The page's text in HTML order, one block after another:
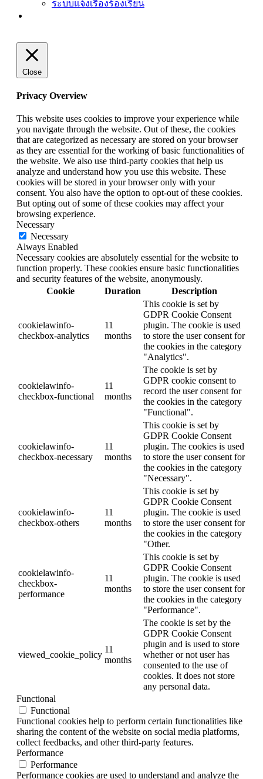
ระบบแจ้งเรื่องร้องเรียน
Close
Privacy Overview
This website uses cookies to improve your experience while
you navigate through the website. Out of these, the cookies
that are categorized as necessary are stored on your browser
as they are essential for the working of basic functionalities of
the website. We also use third-party cookies that help us
analyze and understand how you use this website. These
cookies will be stored in your browser only with your
consent. You also have the option to opt-out of these cookies.
But opting out of some of these cookies may affect your
browsing experience.
Necessary
Necessary
Always Enabled
Necessary cookies are absolutely essential for the website to
function properly. These cookies ensure basic functionalities
and security features of the website, anonymously.
Cookie
Duration Description
cookielawinfo-
checkbox-analytics
11
months
This cookie is set by
GDPR Cookie Consent
plugin. The cookie is used
to store the user consent for
the cookies in the category
"Analytics".
cookielawinfo-
checkbox-functional
11
months
The cookie is set by
GDPR cookie consent to
record the user consent for
the cookies in the category
"Functional".
cookielawinfo-
checkbox-necessary
11
months
This cookie is set by
GDPR Cookie Consent
plugin. The cookies is used
to store the user consent for
the cookies in the category
"Necessary".
cookielawinfo-
checkbox-others
11
months
This cookie is set by
GDPR Cookie Consent
plugin. The cookie is used
to store the user consent for
the cookies in the category
"Other.
cookielawinfo-
checkbox-
performance
11
months
This cookie is set by
GDPR Cookie Consent
plugin. The cookie is used
to store the user consent for
the cookies in the category
"Performance".
viewed_cookie_policy
11
months
The cookie is set by the
GDPR Cookie Consent
plugin and is used to store
whether or not user has
consented to the use of
cookies. It does not store
any personal data.
Functional
Functional
Functional cookies help to perform certain functionalities like
sharing the content of the website on social media platforms,
collect feedbacks, and other third-party features.
Performance
Performance
Performance cookies are used to understand and analyze the